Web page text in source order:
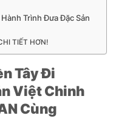
Trình Đưa Đặc Sản
TIẾT HƠN!
Tây Đi
Việt Chinh
Cùng